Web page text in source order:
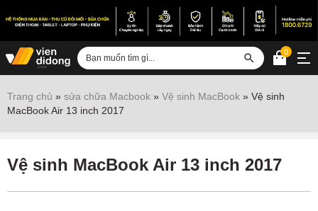
Sửa iPhone
Sửa Vertu
0
Trang chủ » sửa chữa Macbook » Vệ sinh MacBook » Vệ sinh
MacBook Air 13 inch 2017
Vệ sinh MacBook Air 13 inch 2017